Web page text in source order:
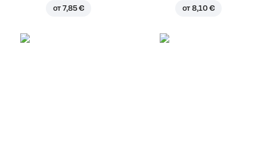
от7,85 € от8,10 €